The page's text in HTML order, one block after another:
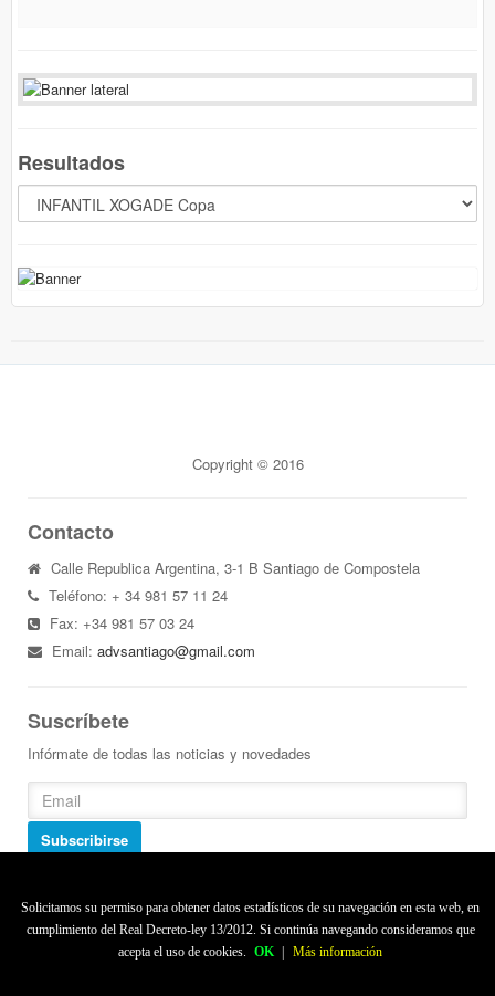
Resultados
Copyright © 2016
Contacto
Calle Republica Argentina, 3-1 B Santiago de Compostela
Teléfono: + 34 981 57 11 24
Fax: +34 981 57 03 24
Email:advsantiago@gmail.com
Suscríbete
Infórmate de todas las noticias y novedades
Subscribirse
Aviso legal| Ley de cookies |Created by serteycom.es
Solicitamos su permiso para obtener datos estadísticos de su navegación en esta web, en
cumplimiento del Real Decreto-ley 13/2012. Si continúa navegando consideramos que
acepta el uso de cookies. OK Más información